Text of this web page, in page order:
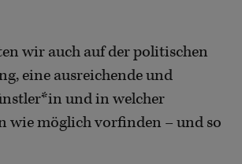
wir auch auf der politischen
eine ausreichende und
und in welcher
wie möglich vorfinden – und so